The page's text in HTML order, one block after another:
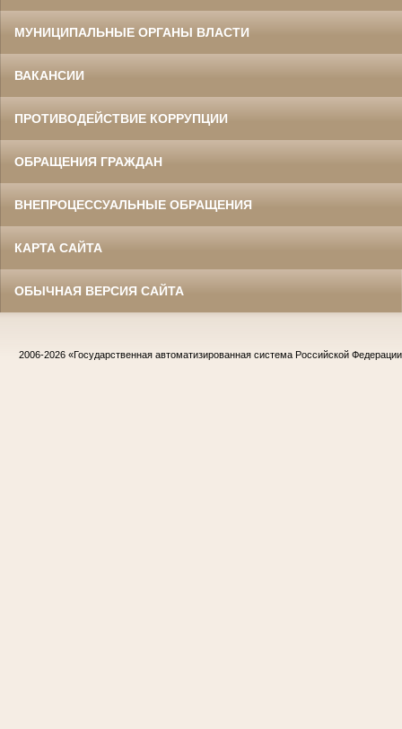
МУНИЦИПАЛЬНЫЕ ОРГАНЫ ВЛАСТИ
ВАКАНСИИ
ПРОТИВОДЕЙСТВИЕ КОРРУПЦИИ
ОБРАЩЕНИЯ ГРАЖДАН
ВНЕПРОЦЕССУАЛЬНЫЕ ОБРАЩЕНИЯ
КАРТА САЙТА
ОБЫЧНАЯ ВЕРСИЯ САЙТА
2006-2026 «Государственная автоматизированная система Российской